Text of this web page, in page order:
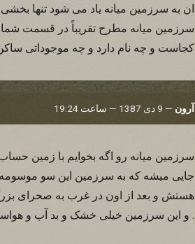
ان به سرزمین میانه یاد می شود تنها
سرزمین میانه مطرح تقریباً در قسمت
کجاست و چه نام دارد و چه موجوداتی
آرون — 9 دی 1387 — ساعت 19:24
سرزمین میانه رو اگه بخوایم با زمین
جایی میشه که به سرزمین این سو موسومه, و
هستش و بعد از اون در غرب به صحرای
. و این سرزمین خیلی خشک و بد آب و